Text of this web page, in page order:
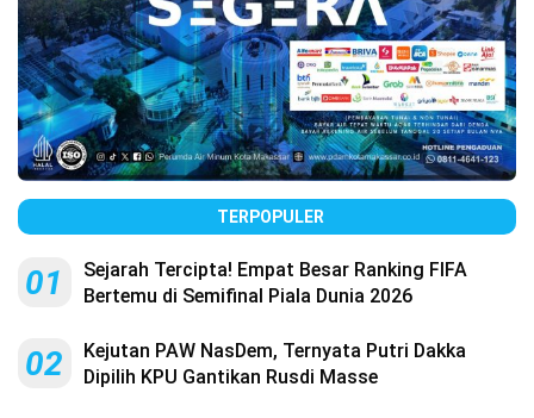
TERPOPULER
01
Sejarah Tercipta! Empat Besar Ranking FIFA
Bertemu di Semifinal Piala Dunia 2026
02
Kejutan PAW NasDem, Ternyata Putri Dakka
Dipilih KPU Gantikan Rusdi Masse